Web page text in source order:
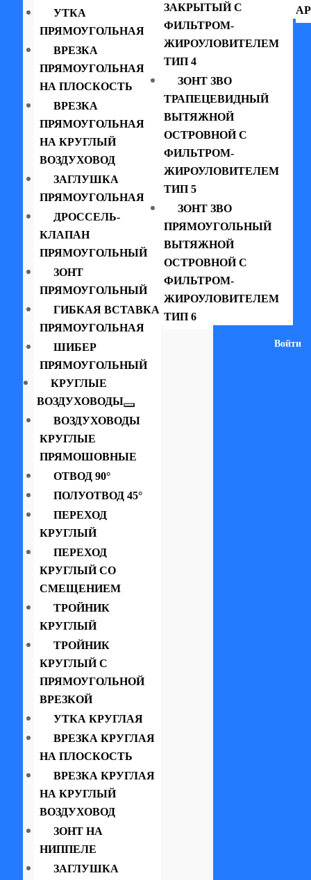
УТКА
ПРЯМОУГОЛЬНАЯ
ВРЕЗКА
ПРЯМОУГОЛЬНАЯ
НА ПЛОСКОСТЬ
ВРЕЗКА
ПРЯМОУГОЛЬНАЯ
НА КРУГЛЫЙ
ВОЗДУХОВОД
ЗАГЛУШКА
ПРЯМОУГОЛЬНАЯ
ДРОССЕЛЬ-
КЛАПАН
ПРЯМОУГОЛЬНЫЙ
ЗОНТ
ПРЯМОУГОЛЬНЫЙ
ГИБКАЯ ВСТАВКА
ПРЯМОУГОЛЬНАЯ
ШИБЕР
ПРЯМОУГОЛЬНЫЙ
КРУГЛЫЕ
ВОЗДУХОВОДЫ
ВОЗДУХОВОДЫ
КРУГЛЫЕ
ПРЯМОШОВНЫЕ
ОТВОД 90°
ПОЛУОТВОД 45°
ПЕРЕХОД
КРУГЛЫЙ
ПЕРЕХОД
КРУГЛЫЙ СО
СМЕЩЕНИЕМ
ТРОЙНИК
КРУГЛЫЙ
ТРОЙНИК
КРУГЛЫЙ С
ПРЯМОУГОЛЬНОЙ
ВРЕЗКОЙ
УТКА КРУГЛАЯ
ВРЕЗКА КРУГЛАЯ
НА ПЛОСКОСТЬ
ВРЕЗКА КРУГЛАЯ
НА КРУГЛЫЙ
ВОЗДУХОВОД
ЗОНТ НА
НИППЕЛЕ
ЗАГЛУШКА
ЗАКРЫТЫЙ С
ФИЛЬТРОМ-
ЖИРОУЛОВИТЕЛЕМ
ТИП 4
ЗОНТ ЗВО
ТРАПЕЦЕВИДНЫЙ
ВЫТЯЖНОЙ
ОСТРОВНОЙ С
ФИЛЬТРОМ-
ЖИРОУЛОВИТЕЛЕМ
ТИП 5
ЗОНТ ЗВО
ПРЯМОУГОЛЬНЫЙ
ВЫТЯЖНОЙ
ОСТРОВНОЙ С
ФИЛЬТРОМ-
ЖИРОУЛОВИТЕЛЕМ
ТИП 6
Войти